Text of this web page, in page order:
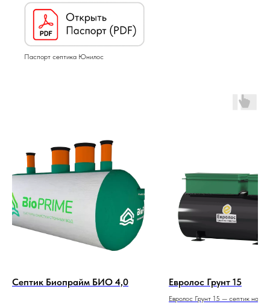
Паспорт септика Юнилос
Септик Биопрайм БИО 4,0 Евролос Грунт 15
Евролос Грунт 15 — септик на 15